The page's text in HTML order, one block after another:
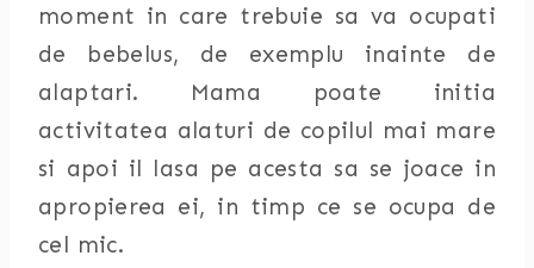
moment in care trebuie sa va ocupati
de bebelus, de exemplu inainte de
alaptari. Mama poate initia
activitatea alaturi de copilul mai mare
si apoi il lasa pe acesta sa se joace in
apropierea ei, in timp ce se ocupa de
cel mic.